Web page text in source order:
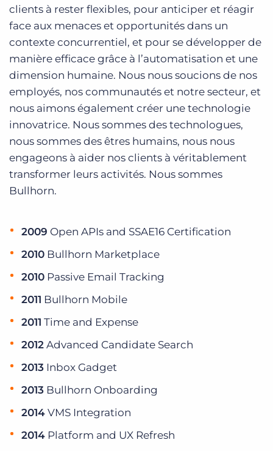
clients à rester flexibles, pour anticiper et réagir
face aux menaces et opportunités dans un
contexte concurrentiel, et pour se développer de
manière efficace grâce à l’automatisation et une
dimension humaine. Nous nous soucions de nos
employés, nos communautés et notre secteur, et
nous aimons également créer une technologie
innovatrice. Nous sommes des technologues,
nous sommes des êtres humains, nous nous
engageons à aider nos clients à véritablement
transformer leurs activités. Nous sommes
Bullhorn.
2009 Open APIs and SSAE16 Certification
2010 Bullhorn Marketplace
2010 Passive Email Tracking
2011 Bullhorn Mobile
2011 Time and Expense
2012 Advanced Candidate Search
2013 Inbox Gadget
2013 Bullhorn Onboarding
2014 VMS Integration
2014 Platform and UX Refresh